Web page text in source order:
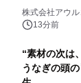
株式会社アウ
13分前
“素材の次は
うなぎの頭